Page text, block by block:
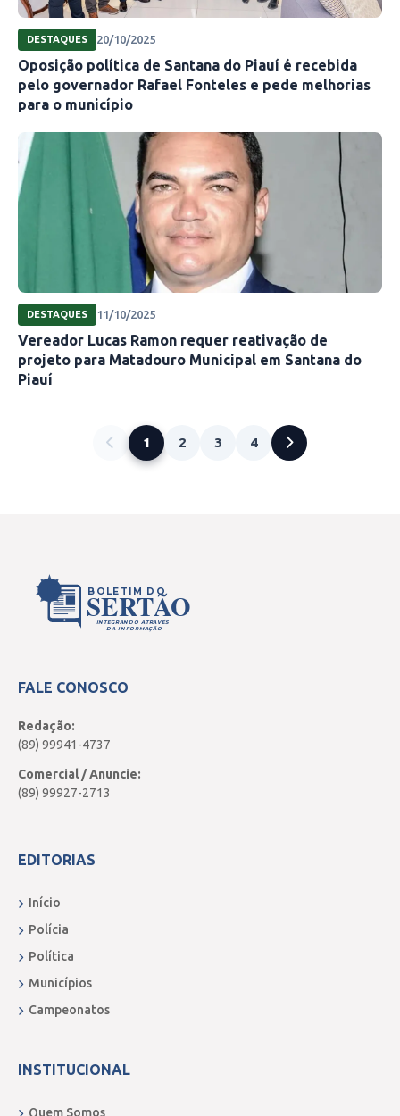
DESTAQUES 20/10/2025
Oposição política de Santana do Piauí é recebida
pelo governador Rafael Fonteles e pede melhorias
para o município
DESTAQUES 11/10/2025
Vereador Lucas Ramon requer reativação de
projeto para Matadouro Municipal em Santana do
Piauí
1 2 3 4
BOLETIM DO
SERTÃO
INTEGRANDO ATRAVÉS
DA INFORMAÇÃO
FALE CONOSCO
Redação:
(89) 99941-4737
Comercial / Anuncie:
(89) 99927-2713
EDITORIAS
Início
Polícia
Política
Municípios
Campeonatos
INSTITUCIONAL
Quem Somos